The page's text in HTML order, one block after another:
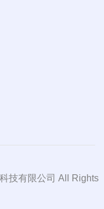
技有限公司 All Rights